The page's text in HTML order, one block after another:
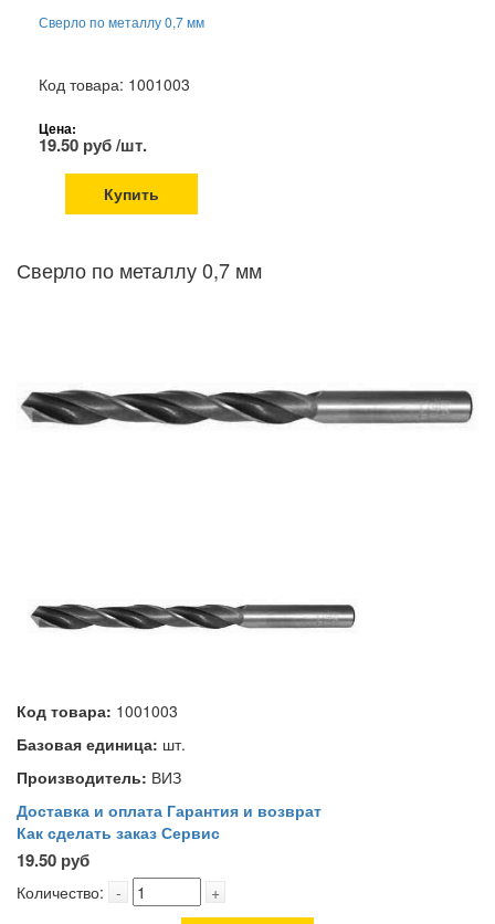
Сверло по металлу 0,7 мм
Код товара: 1001003
Цена:
19.50 руб /шт.
Купить
Сверло по металлу 0,7 мм
Код товара: 1001003
Базовая единица: шт.
Производитель: ВИЗ
Доставка и оплата Гарантия и возврат
Как сделать заказ Сервис
19.50 руб
Количество: - +